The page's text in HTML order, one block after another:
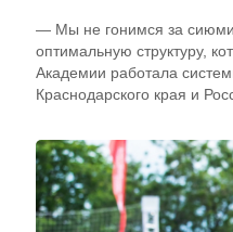
— Мы не гонимся за
оптимальную структуру,
Академии работала
Краснодарского края и